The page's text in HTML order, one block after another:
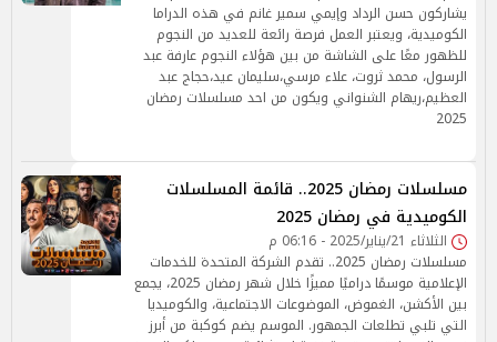
يشاركون حسن الرداد وإيمي سمير غانم في هذه الدراما
الكوميدية، ويعتبر العمل فرصة رائعة للعديد من النجوم
للظهور معًا على الشاشة من بين هؤلاء النجوم عارفة عبد
الرسول، محمد ثروت، علاء مرسي،سليمان عيد،حجاج عبد
العظيم،ريهام الشنواني ويكون من احد مسلسلات رمضان
2025
مسلسلات رمضان 2025.. قائمة المسلسلات
الكوميدية في رمضان 2025
الثلاثاء 21/يناير/2025 - 06:16 م
مسلسلات رمضان 2025.. تقدم الشركة المتحدة للخدمات
الإعلامية موسمًا دراميًا مميزًا خلال شهر رمضان 2025، يجمع
بين الأكشن، الغموض، الموضوعات الاجتماعية، والكوميديا
التي تلبي تطلعات الجمهور. الموسم يضم كوكبة من أبرز